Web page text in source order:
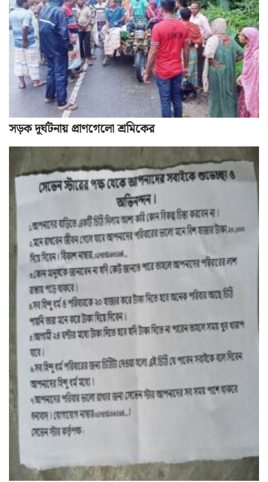
সড়ক দূর্ঘটনায় প্রাণগেলো শ্রমিকের